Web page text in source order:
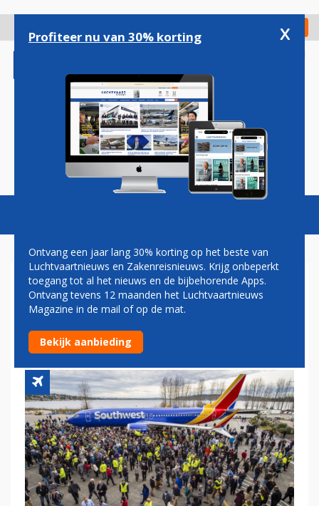
gaan
Check in
Magazine Podcasts Vacatures
SOUTHWEST AIRLINES NU
GROOTSTE BOEING 737 MAX-
KLANT
Profiteer nu van 30% korting x
Ontvang een jaar lang 30% korting op het beste van
Luchtvaartnieuws en Zakenreisnieuws. Krijg onbeperkt
toegang tot al het nieuws en de bijbehorende Apps.
Ontvang tevens 12 maanden het Luchtvaartnieuws
Magazine in de mail of op de mat.
Bekijk aanbieding